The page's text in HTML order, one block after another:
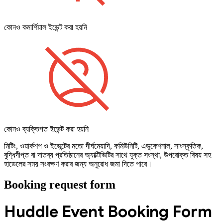
কোনও কমার্শিয়াল ইভেন্ট করা হয়নি
কোনও ব্যক্তিগত ইভেন্ট করা হয়নি
মিটিং, ওয়ার্কশপ ও ইভেন্টের মতো দীর্ঘমেয়াদি, কমিউনিটি, এডুকেশনাল, সাংস্কৃতিক,
বুদ্ধিদীপ্ত বা দাতব্য প্রতিষ্ঠানের অ্যাক্টিভিটির সাথে যুক্ত সংস্থা, উপরোক্ত বিষয় সহ
হাডেলের সময় সংরক্ষণ করার জন্য অনুরোধ জমা দিতে পারে।
Booking request form